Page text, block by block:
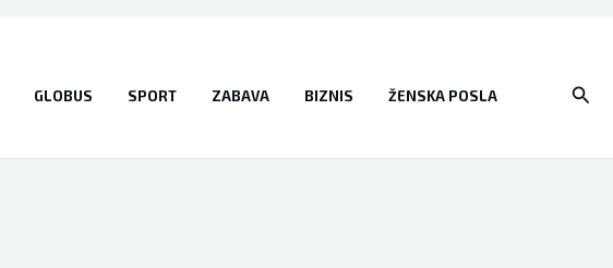
GLOBUS SPORT ZABAVA BIZNIS ŽENSKA POSLA